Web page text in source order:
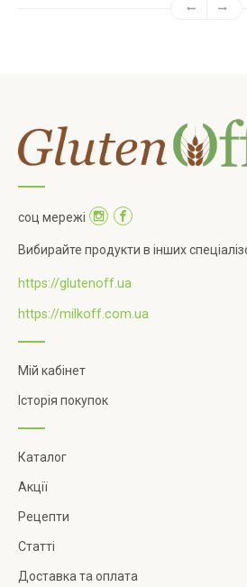
соц мережі
Вибирайте продукти в інших
https://glutenoff.ua
https://milkoff.com.ua
Мій кабінет
Історія покупок
Каталог
Акції
Рецепти
Статті
Доставка та оплата